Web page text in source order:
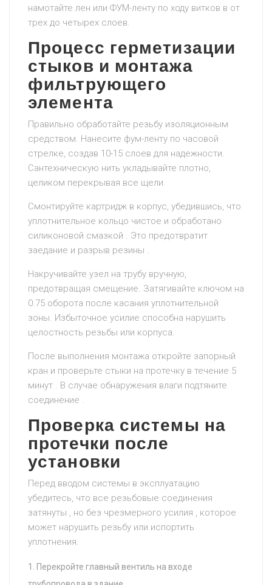
намотайте лен или ФУМ-ленту по ходу витков в от
трех до четырех слоев.
Процесс герметизации
стыков и монтажа
фильтрующего
элемента
Правильно обработайте резьбу изоляционным
средством. Нанесите фум-ленту по часовой
стрелке, создав 10-15 слоев для надежности.
Сантехническую нить укладывайте плотно,
целиком перекрывая все щели.
Смонтируйте картридж в корпус, убедившись, что
уплотнительное кольцо чистое и обработано
силиконовой смазкой . Это предотвратит
заедание и разрыв резины .
Накручивайте узел на трубу вручную,
предотвращая смещение. Затягивайте ключом на
0.75 оборота после касания уплотнительной
зоны. Избыточное усилие способна нарушить
целостность резьбы или корпуса.
После выполнения монтажа откройте запорный
кран и проверьте стыки на протечку в течение 5
минут . В случае обнаружения влаги подтяните
соединение .
Проверка системы на
протечки после
установки
Перед вводом системы в эксплуатацию
убедитесь, что все резьбовые соединения
затянуты , но без чрезмерного усилия , которое
может нарушить резьбу или испортить
уплотнения.
Перекройте главный вентиль на входе